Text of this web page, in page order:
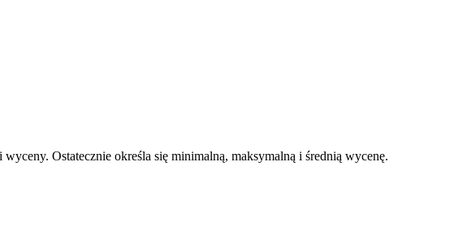
Ostatecznie określa się minimalną, maksymalną i średnią wycenę.